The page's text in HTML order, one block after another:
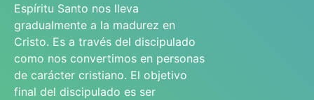
Espíritu Santo nos lleva
gradualmente a la madurez en
Cristo. Es a través del discipulado
como nos convertimos en personas
de carácter cristiano. El objetivo
final del discipulado es ser